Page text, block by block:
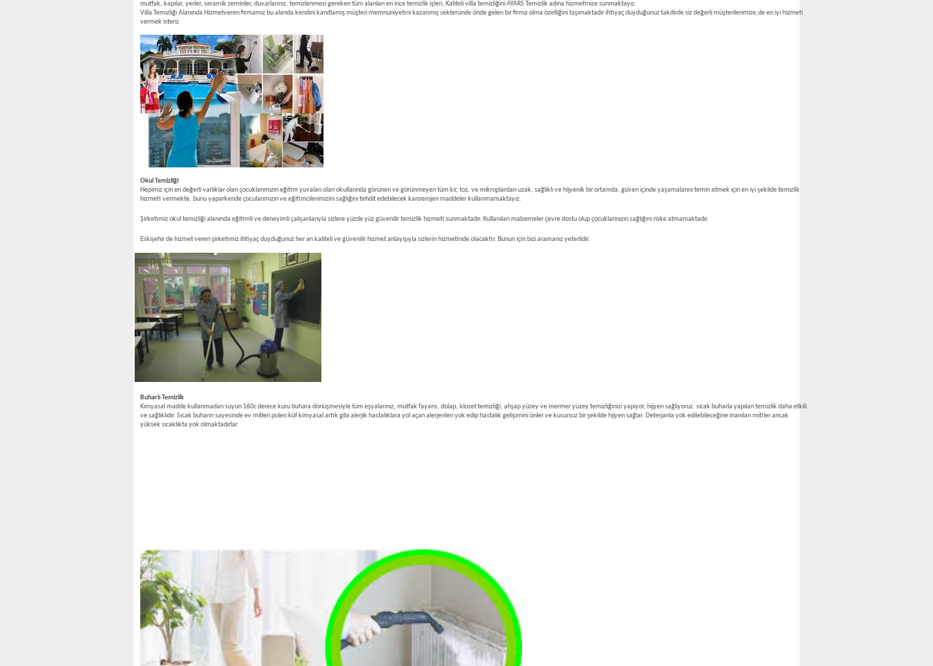
mutfak, kapılar, yerler, seramik zeminler, duvarlarınız, temizlenmesi gereken tüm alanları en ince temizlik işleri, Kaliteli villa temizliğini AYARS Temizlik adına hizmetinize sunmaktayız.
Villa Temizliği Alanında Hizmetveren firmamız bu alanda kendini kanıtlamış müşteri memnuniyetini kazanmış sekteründe önde gelen bir firma olma özelliğini taşımaktadır ihtiyaç duyduğunuz takdirde siz değerli müşterilerimize,de en iyi hizmeti
vermek isteriz
Okul Temizliği
Hepimiz için en değerli varlıklar olan çocuklarımızın eğitim yuvaları olan okullarında görünen ve görünmeyen tüm kir, toz, ve mikroplardan uzak, sağlıklı ve hijyenik bir ortamda, güven içinde yaşamalarını temin etmek için en iyi şekilde temizlik
hizmeti vermekte, bunu yaparkende çocularımızın ve eğitimcilerimizini sağlığını tehdit edebilecek kanserojen maddeler kullanmamaktayız.
Şirketimiz okul temizliği alanında eğitimli ve deneyimli çalışanlarıyla sizlere yüzde yüz güvenilir temizlik hizmeti sunmaktadır. Kullanılan malzemeler çevre dostu olup çocuklarınızın sağlığını riske atmamaktadır.
Eskişehir de hizmet veren şirketimiz ihtiyaç duyduğunuz her an kaliteli ve güvenilir hizmet anlayışıyla sizlerin hizmetinde olacaktır. Bunun için bizi aramanız yeterlidir.
Buharlı Temizlik
Kimyasal madde kullanmadan suyun 160c derece kuru buhara dönüşmesiyle tüm eşyalarınız, mutfak fayans, dolap, klozet temizliği, ahşap yüzey ve mermer yüzey temizliğinizi yapıyor, hijyen sağlıyoruz. sıcak buharla yapılan temizlik daha etkili
ve sağlıklıdır. Sıcak buharın sayesinde ev mitleri polen küf kimyasal artık gibi alerjik hastalıklara yol açan alerjenleri yok edip hastalık gelişimini önler ve kusursuz bir şekilde hijyen sağlar. Deterjanla yok edilebileceğine inanılan mitiler ancak
yüksek sıcaklıkta yok olmaktadırlar.